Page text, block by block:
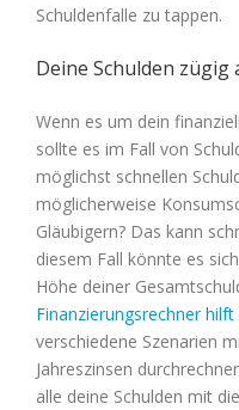
Schuldenfalle zu tappen.
Deine Schulden zügig
Wenn es um dein
sollte es im Fall von
möglichst schnellen
möglicherweise
Gläubigern? Das kann
diesem Fall könnte es
Höhe deiner
Finanzierungsrechner hilft
verschiedene Szenarien
Jahreszinsen
alle deine Schulden mit